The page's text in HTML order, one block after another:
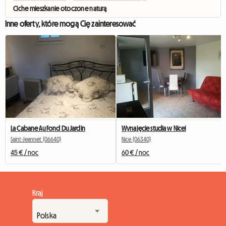
Ciche mieszkanie otoczone naturą
Inne oferty, które mogą Cię zainteresować
La Cabane Au Fond Du Jardin
Saint-Jeannet (06640)
45 € / noc
Wynajęcie studia w Nicei
Nice (06340)
60 € / noc
Kraj